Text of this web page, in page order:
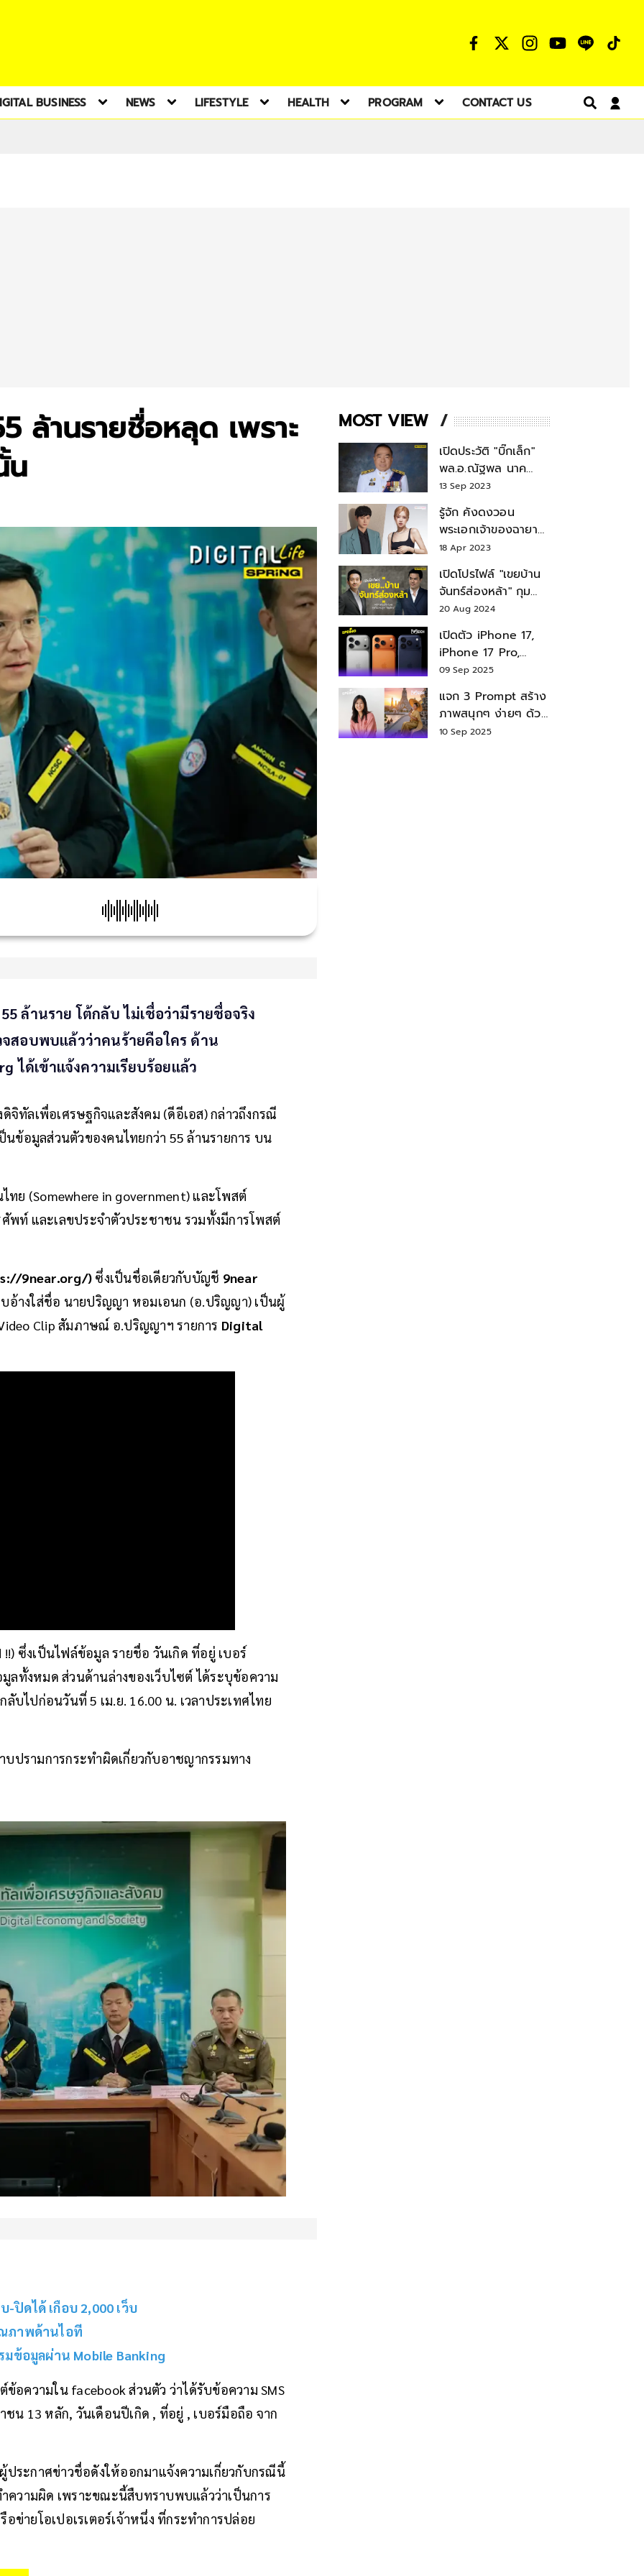
BUSINESS NEWS LIFESTYLE HEALTH PROGRAM CONTACT US
ล้านรายชื่อหลุด เพราะ
น
ล้านราย โต้กลับ ไม่เชื่อว่ามีรายชื่อจริง
สอบพบแล้วว่าคนร้ายคือใคร ด้าน
ได้เข้าแจ้งความเรียบร้อยแล้ว
จิทัลเพื่อเศรษฐกิจและสังคม (ดีอีเอส) กล่าวถึงกรณี
นข้อมูลส่วนตัวของคนไทยกว่า 55 ล้านรายการ บน
ย (Somewhere in government) และโพสต์
พท์ และเลขประจําตัวประชาชน รวมทั้งมีการโพสต์
9near.org/) ซึ่งเป็นชื่อเดียวกับบัญชี 9near
อ้างใส่ชื่อ นายปริญญา หอมเอนก (อ.ปริญญา) เป็นผู้
Clip สัมภาษณ์ อ.ปริญญาฯ รายการ Digital
ซึ่งเป็นไฟล์ข้อมูล รายชื่อ วันเกิด ที่อยู่ เบอร์
ทั้งหมด ส่วนด้านล่างของเว็บไซต์ ได้ระบุข้อความ
ไปก่อนวันที่ 5 เม.ย. 16.00 น. เวลาประเทศไทย
ปรามการกระทําผิดเกี่ยวกับอาชญากรรมทาง
ปิดได้ เกือบ 2,000 เว็บ
ภาพด้านไอที
ข้อมูลผ่าน Mobile Banking
ข้อความใน facebook ส่วนตัว ว่าได้รับข้อความ SMS
น 13 หลัก, วันเดือนปีเกิด , ที่อยู่ , เบอร์มือถือ จาก
ประกาศข่าวชื่อดังให้ออกมาแจ้งความเกี่ยวกับกรณีนี้
ความผิด เพราะขณะนี้สืบทราบพบแล้วว่าเป็นการ
ายโอเปอเรเตอร์เจ้าหนึ่ง ที่กระทำการปล่อย
MOST VIEW
เปิดประวัติ "บิ๊กเล็ก"
พล.อ.ณัฐพล นาค
พาณิชย์ จากเลขาฯ
สมช.-เลขาฯ
รมว.กลาโหม
13 Sep 2023
รู้จัก คังดงวอน
พระเอกเจ้าของฉายา
สมบัติแห่งชาติ หลังมี
18 Apr 2023
เปิดโปรไฟล์ "เขยบ้าน
จันทร์ส่องหล้า" กุม
บังเหียนธุรกิจตระกูล
"ชินวัตร"
20 Aug 2024
เปิดตัว iPhone 17,
iPhone 17 Pro,
iPhone 17 Air สเปค
09 Sep 2025
แจก 3 Prompt สร้าง
ภาพสนุกๆ ง่ายๆ ด้วย
Nano Banana ใน
10 Sep 2025